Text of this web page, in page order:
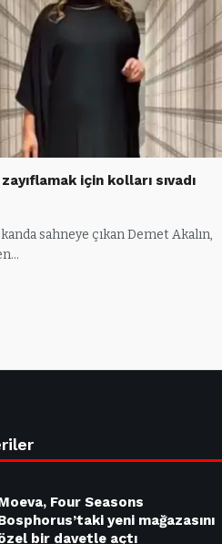
için kolları sıvadı
sahneye çıkan Demet Akalın,
Four Seasons
yeni mağazasını
bir davetle açtı